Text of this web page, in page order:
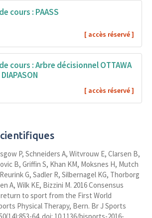
cours : PAASS
cours : Arbre décisionnel OTTAWA
P, Schneiders A, Witvrouw E, Clarsen B,
B, Griffin S, Khan KM, Moksnes H, Mutch
G, Sadler R, Silbernagel KG, Thorborg
A, Wilk KE, Bizzini M. 2016 Consensus
to sport from the First World
Physical Therapy, Bern. Br J Sports